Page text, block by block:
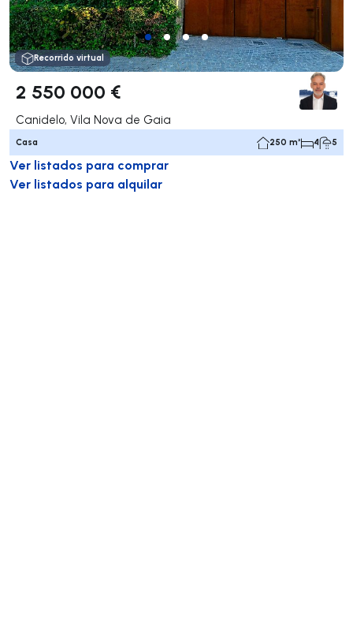
Recorrido virtual
2 550 000 €
Canidelo, Vila Nova de Gaia
Casa 250 m² 4 5
Ver listados para comprar
Ver listados para alquilar